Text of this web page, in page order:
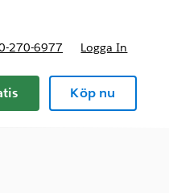
270-6977 Logga In
Köp nu